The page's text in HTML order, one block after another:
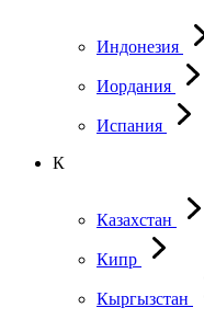
Индонезия
Иордания
Испания
К
Казахстан
Кипр
Кыргызстан